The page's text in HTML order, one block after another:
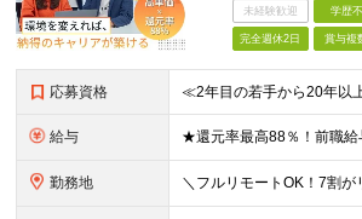
未経験歓迎 学歴
完全週休2日 賞与複
応募資格
給与
勤務地